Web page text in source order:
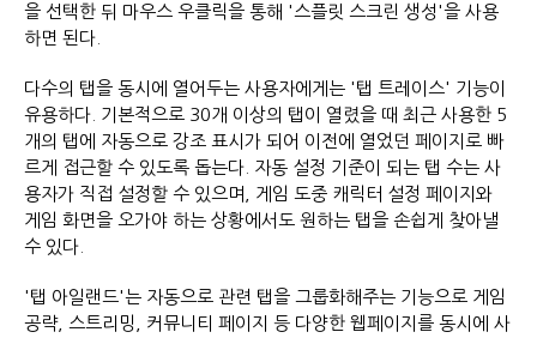
을 선택한 뒤 마우스 우클릭을 통해 '스플릿 스크린 생성'을 사용
하면 된다.
다수의 탭을 동시에 열어두는 사용자에게는 '탭 트레이스' 기능이
유용하다. 기본적으로 30개 이상의 탭이 열렸을 때 최근 사용한 5
개의 탭에 자동으로 강조 표시가 되어 이전에 열었던 페이지로 빠
르게 접근할 수 있도록 돕는다. 자동 설정 기준이 되는 탭 수는 사
용자가 직접 설정할 수 있으며, 게임 도중 캐릭터 설정 페이지와
게임 화면을 오가야 하는 상황에서도 원하는 탭을 손쉽게 찾아낼
수 있다.
'탭 아일랜드'는 자동으로 관련 탭을 그룹화해주는 기능으로 게임
공략, 스트리밍, 커뮤니티 페이지 등 다양한 웹페이지를 동시에 사